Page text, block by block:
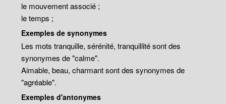
le mouvement associé ;
le temps ;
Exemples de synonymes
Les mots tranquille, sérénité, tranquillité sont des
synonymes de "calme".
Aimable, beau, charmant sont des synonymes de
"agréable".
Exemples d'antonymes